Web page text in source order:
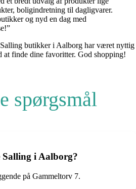
boligindretning til dagligvarer.
og nyd en dag med
butikker i Aalborg har været nyttig
finde dine favoritter. God shopping!
spørgsmål
i Aalborg?
på Gammeltorv 7.